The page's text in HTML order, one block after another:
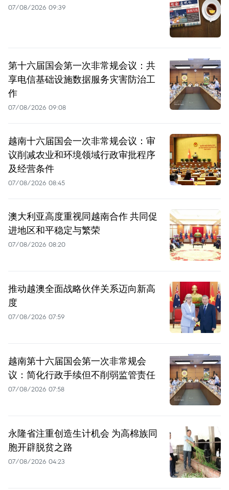
07/08/2026 09:39
第十六届国会第一次非常规会议：共
享电信基础设施数据服务灾害防治工
作
07/08/2026 09:08
越南十六届国会一次非常规会议：审
议削减农业和环境领域行政审批程序
及经营条件
07/08/2026 08:45
澳大利亚高度重视同越南合作 共同促
进地区和平稳定与繁荣
07/08/2026 08:20
推动越澳全面战略伙伴关系迈向新高
度
07/08/2026 07:59
越南第十六届国会第一次非常规会
议：简化行政手续但不削弱监管责任
07/08/2026 07:58
永隆省注重创造生计机会 为高棉族同
胞开辟脱贫之路
07/08/2026 04:23